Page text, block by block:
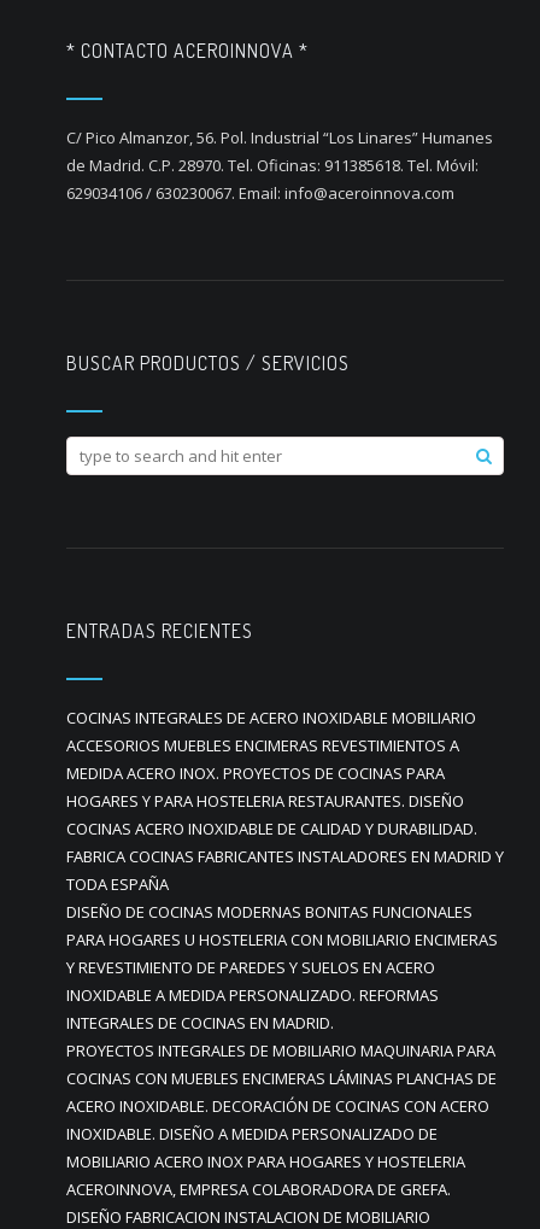
* CONTACTO ACEROINNOVA *
C/ Pico Almanzor, 56. Pol. Industrial “Los Linares” Humanes
de Madrid. C.P. 28970. Tel. Oficinas: 911385618. Tel. Móvil:
629034106 / 630230067. Email: info@aceroinnova.com
BUSCAR PRODUCTOS / SERVICIOS
ENTRADAS RECIENTES
COCINAS INTEGRALES DE ACERO INOXIDABLE MOBILIARIO
ACCESORIOS MUEBLES ENCIMERAS REVESTIMIENTOS A
MEDIDA ACERO INOX. PROYECTOS DE COCINAS PARA
HOGARES Y PARA HOSTELERIA RESTAURANTES. DISEÑO
COCINAS ACERO INOXIDABLE DE CALIDAD Y DURABILIDAD.
FABRICA COCINAS FABRICANTES INSTALADORES EN MADRID Y
TODA ESPAÑA
DISEÑO DE COCINAS MODERNAS BONITAS FUNCIONALES
PARA HOGARES U HOSTELERIA CON MOBILIARIO ENCIMERAS
Y REVESTIMIENTO DE PAREDES Y SUELOS EN ACERO
INOXIDABLE A MEDIDA PERSONALIZADO. REFORMAS
INTEGRALES DE COCINAS EN MADRID.
PROYECTOS INTEGRALES DE MOBILIARIO MAQUINARIA PARA
COCINAS CON MUEBLES ENCIMERAS LÁMINAS PLANCHAS DE
ACERO INOXIDABLE. DECORACIÓN DE COCINAS CON ACERO
INOXIDABLE. DISEÑO A MEDIDA PERSONALIZADO DE
MOBILIARIO ACERO INOX PARA HOGARES Y HOSTELERIA
ACEROINNOVA, EMPRESA COLABORADORA DE GREFA.
DISEÑO FABRICACION INSTALACION DE MOBILIARIO